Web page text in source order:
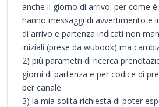
anche il giorno di arrivo. per come
hanno messaggi di avvertimento e
di arrivo e partenza indicati non
iniziali (prese da wubook) ma
2) più parametri di ricerca
giorni di partenza e per codice di
per canale
3) la mia solita richiesta di poter